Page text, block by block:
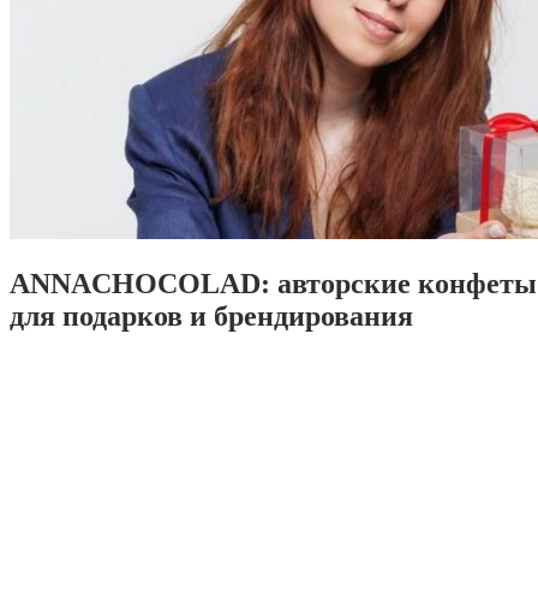
ANNACHOCOLAD: авторские
для подарков и брендирования